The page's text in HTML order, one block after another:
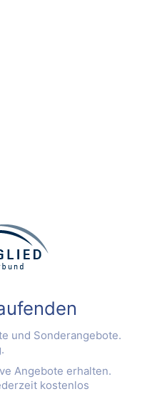
und Sonderangebote.
Angebote erhalten.
kostenlos